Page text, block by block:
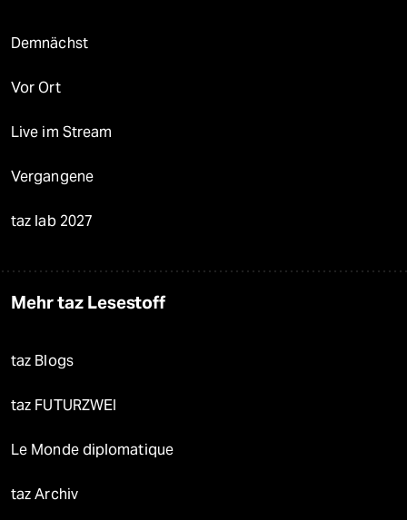
Demnächst
Vor Ort
Live im Stream
Vergangene
taz lab 2027
Mehr taz Lesestoff
taz Blogs
taz FUTURZWEI
Le Monde diplomatique
taz Archiv